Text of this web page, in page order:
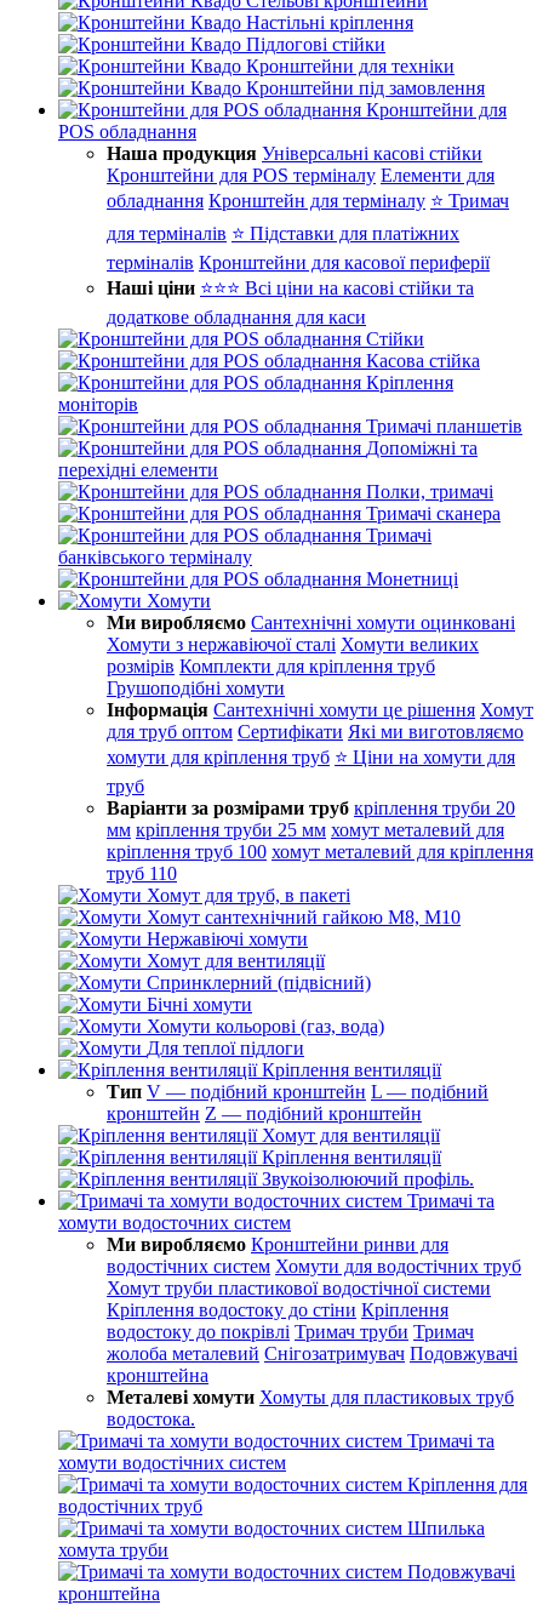
Настільні кріплення
Підлогові стійки
Кронштейни для техніки
Кронштейни під замовлення
Кронштейни для
POS обладнання
Наша продукция Універсальні касові стійки
Кронштейни для POS терміналу Елементи для
обладнання Кронштейн для терміналу ⭐ Тримач
для терміналів ⭐ Підставки для платіжних
терміналів Кронштейни для касової периферії
Наші ціни ⭐⭐⭐ Всі ціни на касові стійки та
додаткове обладнання для каси
Стійки
Касова стійка
Кріплення
моніторів
Тримачі планшетів
Допоміжні та
перехідні елементи
Полки, тримачі
Тримачі сканера
Тримачі
банківського терміналу
Монетниці
Хомути
Ми виробляємо Сантехнічні хомути оцинковані
Хомути з нержавіючої сталі Хомути великих
розмірів Комплекти для кріплення труб
Грушоподібні хомути
Інформація Сантехнічні хомути це рішення Хомут
для труб оптом Сертифікати Які ми виготовляємо
хомути для кріплення труб ⭐ Ціни на хомути для
труб
Варіанти за розмірами труб кріплення труби 20
мм кріплення труби 25 мм хомут металевий для
кріплення труб 100 хомут металевий для кріплення
труб 110
Хомут для труб, в пакеті
Хомут сантехнічний гайкою М8, М10
Нержавіючі хомути
Хомут для вентиляції
Спринклерний (підвісний)
Бічні хомути
Хомути кольорові (газ, вода)
Для теплої підлоги
Кріплення вентиляції
Тип V — подібний кронштейн L — подібний
кронштейн Z — подібний кронштейн
Хомут для вентиляції
Кріплення вентиляції
Звукоізолюючий профіль.
Тримачі та
хомути водосточних систем
Ми виробляємо Кронштейни ринви для
водостічних систем Хомути для водостічних труб
Хомут труби пластикової водостічної системи
Кріплення водостоку до стіни Кріплення
водостоку до покрівлі Тримач труби Тримач
жолоба металевий Снігозатримувач Подовжувачі
кронштейна
Металеві хомути Хомуты для пластиковых труб
водостока.
Тримачі та
хомути водостічних систем
Кріплення для
водостічних труб
Шпилька
хомута труби
Подовжувачі
кронштейна